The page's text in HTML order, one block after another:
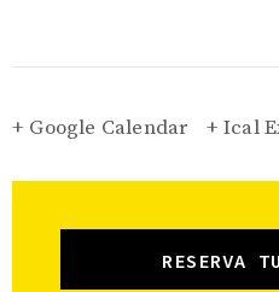
+ Google Calendar + Ical
RESERVA